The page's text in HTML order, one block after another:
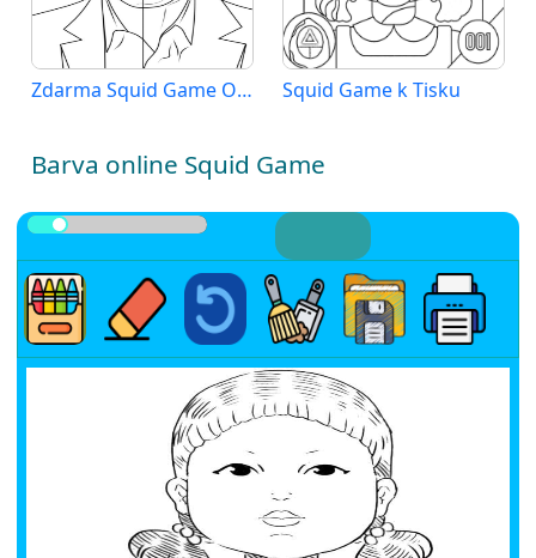
Zdarma Squid Game Obrázek Squid Game k Tisku
Barva online Squid Game